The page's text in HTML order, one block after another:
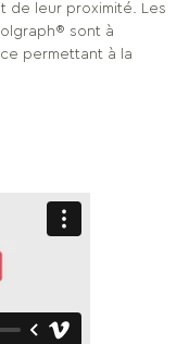
de leur proximité. Les
sont à
permettant à la